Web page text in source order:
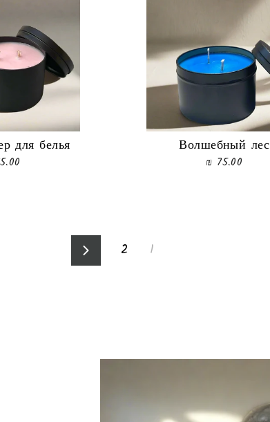
Волшебный лес
75.00 ₪
для белья
₪
1
2
следующий